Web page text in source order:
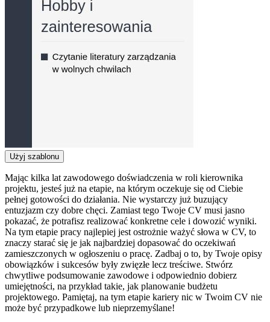
Użyj szablonu
Mając kilka lat zawodowego doświadczenia w roli kierownika
projektu, jesteś już na etapie, na którym oczekuje się od Ciebie
pełnej gotowości do działania. Nie wystarczy już buzujący
entuzjazm czy dobre chęci. Zamiast tego Twoje CV musi jasno
pokazać, że potrafisz realizować konkretne cele i dowozić wyniki.
Na tym etapie pracy najlepiej jest ostrożnie ważyć słowa w CV, to
znaczy starać się je jak najbardziej dopasować do oczekiwań
zamieszczonych w ogłoszeniu o pracę. Zadbaj o to, by Twoje opisy
obowiązków i sukcesów były zwięzłe lecz treściwe. Stwórz
chwytliwe podsumowanie zawodowe i odpowiednio dobierz
umiejętności, na przykład takie, jak planowanie budżetu
projektowego. Pamiętaj, na tym etapie kariery nic w Twoim CV nie
może być przypadkowe lub nieprzemyślane!